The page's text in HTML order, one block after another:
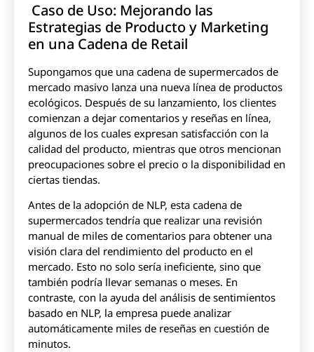
Caso de Uso: Mejorando las
Estrategias de Producto y Marketing
en una Cadena de Retail
Supongamos que una cadena de supermercados de
mercado masivo lanza una nueva línea de productos
ecológicos. Después de su lanzamiento, los clientes
comienzan a dejar comentarios y reseñas en línea,
algunos de los cuales expresan satisfacción con la
calidad del producto, mientras que otros mencionan
preocupaciones sobre el precio o la disponibilidad en
ciertas tiendas.
Antes de la adopción de NLP, esta cadena de
supermercados tendría que realizar una revisión
manual de miles de comentarios para obtener una
visión clara del rendimiento del producto en el
mercado. Esto no solo sería ineficiente, sino que
también podría llevar semanas o meses. En
contraste, con la ayuda del análisis de sentimientos
basado en NLP, la empresa puede analizar
automáticamente miles de reseñas en cuestión de
minutos.